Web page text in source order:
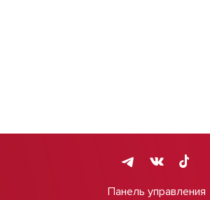
Панель управления